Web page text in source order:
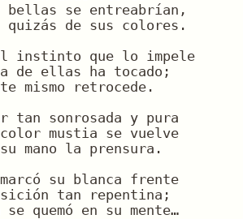
bellas se entreabrían,
quizás de sus colores.
instinto que lo impele
de ellas ha tocado;
mismo retrocede.
tan sonrosada y pura
color mustia se vuelve
mano la prensura.
su blanca frente
tan repentina;
quemó en su mente…